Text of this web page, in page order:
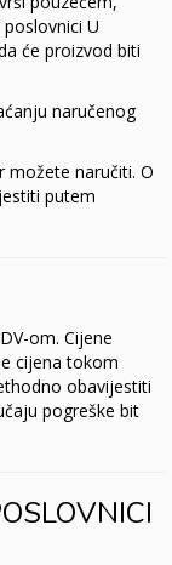
U
će proizvod biti
naručenog
možete naručiti. O
putem
om. Cijene
cijena tokom
obavijestiti
pogreške bit